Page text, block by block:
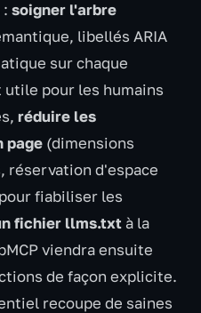
soigner l'arbre
libellés ARIA
sur chaque
pour les humains
réduire les
page (dimensions
réservation d'espace
fiabiliser les
fichier llms.txt à la
viendra ensuite
de façon explicite.
recoupe de saines